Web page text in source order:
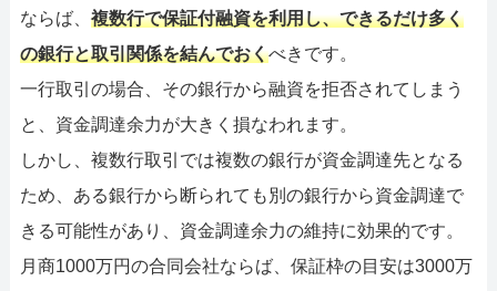
ならば、 複数行で保証付融資を利用し、できるだけ多く
の銀行と取引関係を結んでおくべきです。
一行取引の場合、その銀行から融資を拒否されてしまう
と、資金調達余力が大きく損なわれます。
しかし、複数行取引では複数の銀行が資金調達先となる
ため、ある銀行から断られても別の銀行から資金調達で
きる可能性があり、資金調達余力の維持に効果的です。
月商1000万円の合同会社ならば、保証枠の目安は3000万